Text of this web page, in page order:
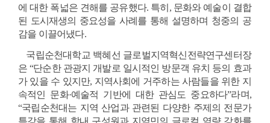
에 대한 폭넓은 견해를 공유했다. 특히, 문화와 예술이 결합
된 도시재생의 중요성을 사례를 통해 설명하며 청중의 공
감을 이끌어냈다.
국립순천대학교 백혜선 글로벌지역혁신전략연구센터장
은 “단순한 관광지 개발로 일시적인 방문객 유치 등의 효과
가 있을 수 있지만, 지역사회에 거주하는 사람들을 위한 지
속적인 문화·예술적 기반에 대한 관심도 중요하다”라며,
“국립순천대는 지역 산업과 관련된 다양한 주제의 전문가